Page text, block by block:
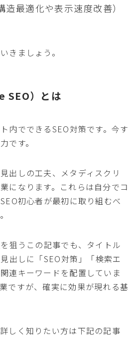
造最適化や表示速度改善）
きましょう。
SEO）とは
内でできるSEO対策です。今す
です。
出しの工夫、メタディスクリ
になります。これらは自分でコ
初心者が最初に取り組むべ
狙うこの記事でも、タイトル
出しに「SEO対策」「検索エ
連キーワードを配置していま
ですが、確実に効果が現れる基
しく知りたい方は下記の記事